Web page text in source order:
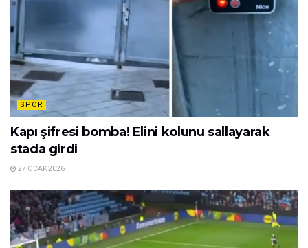
SPOR
Kapı şifresi bomba! Elini kolunu sallayarak
stada girdi
27 OCAK 2026